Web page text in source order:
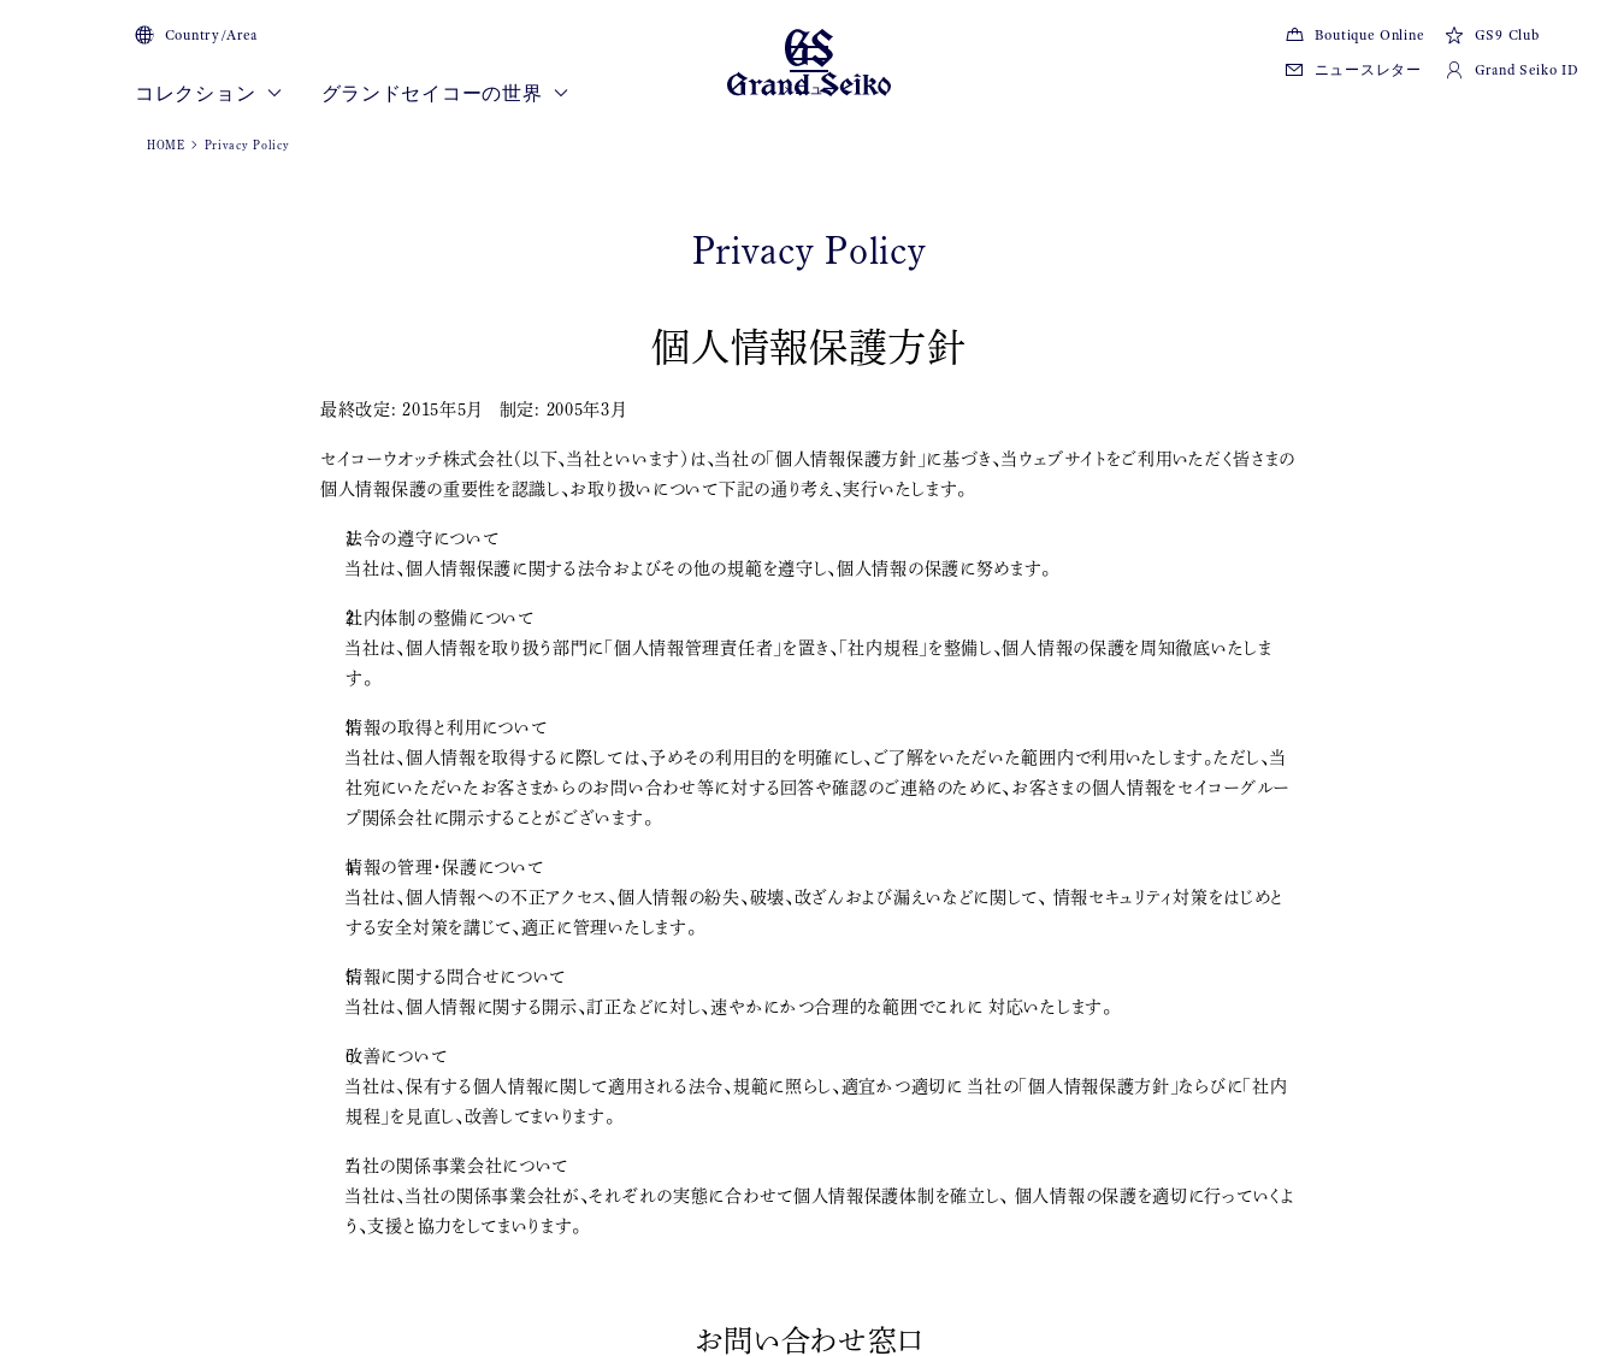
メニュー
Country/Area
コレクション グランドセイコーの世界
Boutique Online GS9 Club
ニュースレター Grand Seiko ID
Privacy Policy
HOME Privacy Policy
個人情報保護方針
最終改定: 2015年5月 制定: 2005年3月
セイコーウオッチ株式会社（以下、当社といいます）は、当社の「個人情報保護方針」に基づき、当ウェブサイトをご利用いただく皆さまの
個人情報保護の重要性を認識し、お取り扱いについて下記の通り考え、実行いたします。
法令の遵守について
当社は、個人情報保護に関する法令およびその他の規範を遵守し、個人情報の保護に努めます。
社内体制の整備について
当社は、個人情報を取り扱う部門に「個人情報管理責任者」を置き、「社内規程」を整備し、個人情報の保護を周知徹底いたしま
す。
情報の取得と利用について
当社は、個人情報を取得するに際しては、予めその利用目的を明確にし、ご了解をいただいた範囲内で利用いたします。ただし、当
社宛にいただいたお客さまからのお問い合わせ等に対する回答や確認のご連絡のために、お客さまの個人情報をセイコーグルー
プ関係会社に開示することがございます。
情報の管理・保護について
当社は、個人情報への不正アクセス、個人情報の紛失、破壊、改ざんおよび漏えいなどに関して、 情報セキュリティ対策をはじめと
する安全対策を講じて、適正に管理いたします。
情報に関する問合せについて
当社は、個人情報に関する開示、訂正などに対し、速やかにかつ合理的な範囲でこれに 対応いたします。
改善について
当社は、保有する個人情報に関して適用される法令、規範に照らし、適宜かつ適切に 当社の「個人情報保護方針」ならびに「社内
規程」を見直し、改善してまいります。
当社の関係事業会社について
当社は、当社の関係事業会社が、それぞれの実態に合わせて個人情報保護体制を確立し、 個人情報の保護を適切に行っていくよ
う、支援と協力をしてまいります。
お問い合わせ窓口